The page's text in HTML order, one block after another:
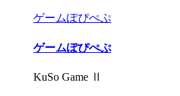
ゲームぽぴぺぷ
ゲームぽぴぺぷ
KuSo Game Ⅱ